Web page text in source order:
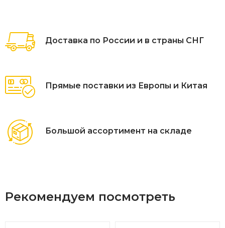
Доставка по России и в страны СНГ
Прямые поставки из Европы и Китая
Большой ассортимент на складе
Рекомендуем посмотреть